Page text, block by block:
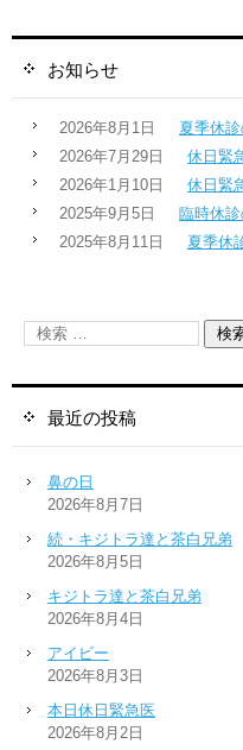
お知らせ
2026年8月1日
夏季休
2026年7月29日
休日緊
2026年1月10日
休日緊
2025年9月5日
臨時休
2025年8月11日
夏季休
最近の投稿
鼻の日
2026年8月7日
続・キジトラ達と茶白兄弟
2026年8月5日
キジトラ達と茶白兄弟
2026年8月4日
アイビー
2026年8月3日
本日休日緊急医
2026年8月2日